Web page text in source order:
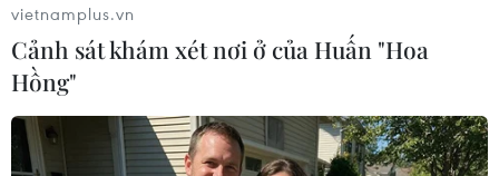
vietnamplus.vn
Cảnh sát khám xét nơi ở của Huấn "Hoa
Hồng"